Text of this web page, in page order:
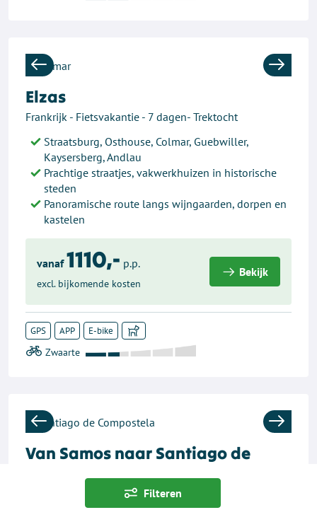
Filteren
Previous Next
Elzas
Frankrijk - Fietsvakantie - 7 dagen- Trektocht
Straatsburg, Osthouse, Colmar, Guebwiller,
Kaysersberg, Andlau
Prachtige straatjes, vakwerkhuizen in historische
steden
Panoramische route langs wijngaarden, dorpen en
kastelen
vanaf 1110,- p.p.
excl. bijkomende kosten
Bekijk
GPS APP E-bike
Previous Next
Van Samos naar Santiago de
Compostela
Spanje - Wandelvakantie - 8 dagen- Trektocht